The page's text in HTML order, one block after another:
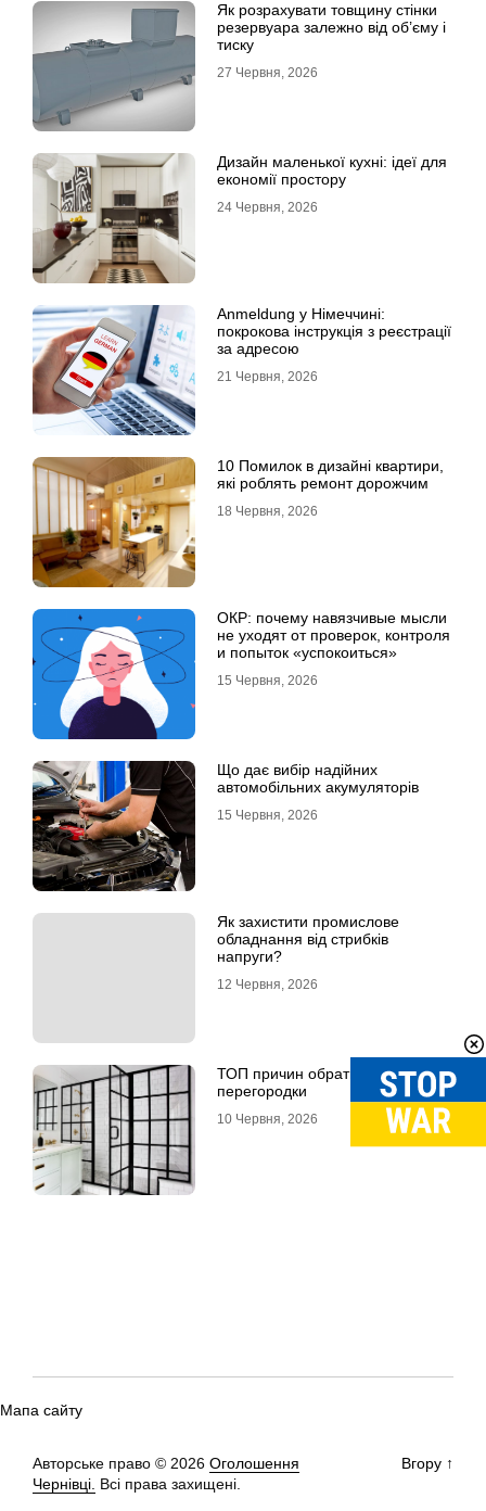
Як розрахувати товщину стінки
резервуара залежно від об’єму і
тиску
27 Червня, 2026
Дизайн маленької кухні: ідеї для
економії простору
24 Червня, 2026
Anmeldung у Німеччині:
покрокова інструкція з реєстрації
за адресою
21 Червня, 2026
10 Помилок в дизайні квартири,
які роблять ремонт дорожчим
18 Червня, 2026
ОКР: почему навязчивые мысли
не уходят от проверок, контроля
и попыток «успокоиться»
15 Червня, 2026
Що дає вибір надійних
автомобільних акумуляторів
15 Червня, 2026
Як захистити промислове
обладнання від стрибків
напруги?
12 Червня, 2026
ТОП причин обрати скляні LOFT
перегородки
10 Червня, 2026
Мапа сайту
Авторське право © 2026 Оголошення
Чернівці. Всі права захищені.
Вгору ↑